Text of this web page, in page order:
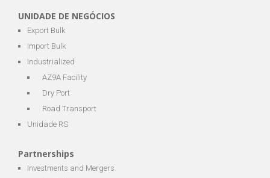
UNIDADE DE NEGÓCIOS
Export Bulk
Import Bulk
Industrialized
AZ9A Facility
Dry Port
Road Transport
Unidade RS
Partnerships
Investments and Mergers